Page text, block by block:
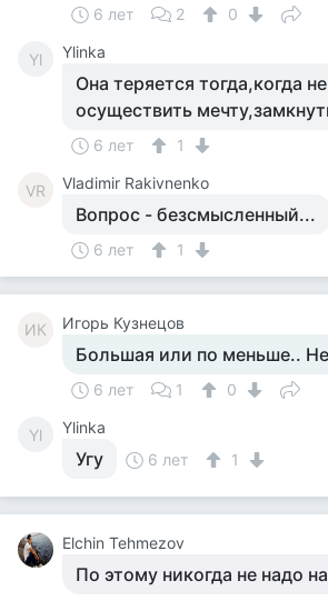
6 лет 2 0
Yl Ylinka
Она теряется тогда,когда
осуществить
6 лет 1
VR Vladimir Rakivnenko
Вопрос - безсмысленный...
6 лет 1
ИК Игорь Кузнецов
Большая или по меньше..
6 лет 1 0
Yl Ylinka
Угу 6 лет 1
Elchin Tehmezov
По этому никогда не надо